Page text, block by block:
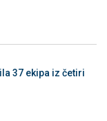
37 ekipa iz četiri